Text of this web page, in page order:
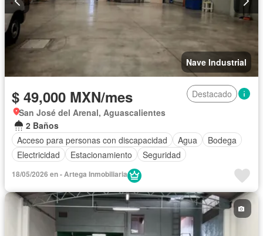
Nave Industrial
$ 49,000 MXN/mes
Destacado
San José del Arenal, Aguascalientes
2 Baños
Acceso para personas con discapacidad
Agua
Bodega
Electricidad
Estacionamiento Seguridad
18/05/2026 en - Artega Inmobiliaria